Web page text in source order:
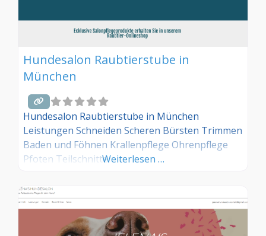
Hundesalon Raubtierstube in
München
Hundesalon Raubtierstube in München
Leistungen Schneiden Scheren Bürsten Trimmen
Baden und Föhnen Krallenpflege Ohrenpflege
Pfoten TeilschnitteWeiterlesen …